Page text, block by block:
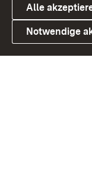
Link zum
Alle
Notwendige